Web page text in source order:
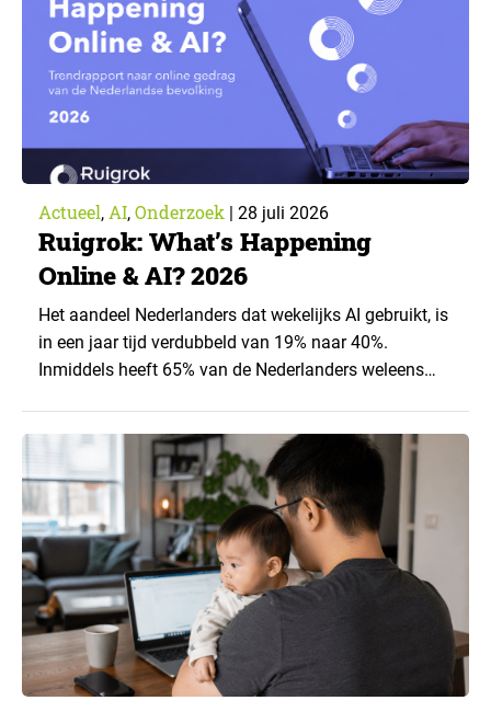
Actueel, AI, Onderzoek | 28 juli 2026
Ruigrok: What’s Happening
Online & AI? 2026
Het aandeel Nederlanders dat wekelijks AI gebruikt, is
in een jaar tijd verdubbeld van 19% naar 40%.
Inmiddels heeft 65% van de Nederlanders weleens
van What’s Happening Online & AI? 2026, het
jaarlijkse trendrapport van Ruigrok onderzoek &
advies over…